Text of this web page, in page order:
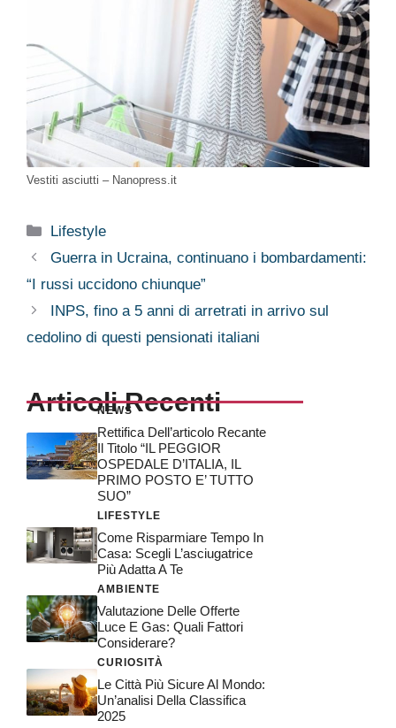
Vestiti asciutti – Nanopress.it
Categorie
Lifestyle
Guerra in Ucraina, continuano i bombardamenti:
“I russi uccidono chiunque”
INPS, fino a 5 anni di arretrati in arrivo sul
cedolino di questi pensionati italiani
Articoli Recenti
NEWS
Rettifica Dell’articolo Recante
Il Titolo “IL PEGGIOR
OSPEDALE D’ITALIA, IL
PRIMO POSTO E’ TUTTO
SUO”
LIFESTYLE
Come Risparmiare Tempo In
Casa: Scegli L’asciugatrice
Più Adatta A Te
AMBIENTE
Valutazione Delle Offerte
Luce E Gas: Quali Fattori
Considerare?
CURIOSITÀ
Le Città Più Sicure Al Mondo:
Un’analisi Della Classifica
2025